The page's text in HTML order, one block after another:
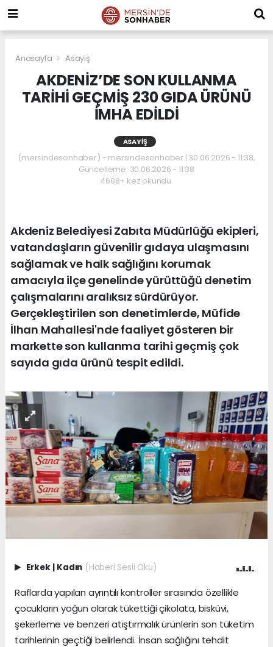
Anasayfa Asayiş
AKDENİZ’DE SON KULLANMA
TARİHİ GEÇMİŞ 230 GIDA ÜRÜNÜ
İMHA EDİLDİ
ASAYIŞ
(mersindesonhaber) - mersindesonhaber | 30.06.2026 - 11:38,
Güncelleme: 30.06.2026 - 11:38
4608+ kez okundu.
Akdeniz Belediyesi Zabıta Müdürlüğü ekipleri,
vatandaşların güvenilir gıdaya ulaşmasını
sağlamak ve halk sağlığını korumak
amacıyla ilçe genelinde yürüttüğü denetim
çalışmalarını aralıksız sürdürüyor.
Gerçekleştirilen son denetimlerde, Müfide
İlhan Mahallesi'nde faaliyet gösteren bir
markette son kullanma tarihi geçmiş çok
sayıda gıda ürünü tespit edildi.
Erkek | Kadın (Haberi Sesli Oku)
Raflarda yapılan ayrıntılı kontroller sırasında özellikle
çocukların yoğun olarak tükettiği çikolata, bisküvi,
şekerleme ve benzeri atıştırmalık ürünlerin son tüketim
tarihlerinin geçtiği belirlendi. İnsan sağlığını tehdit